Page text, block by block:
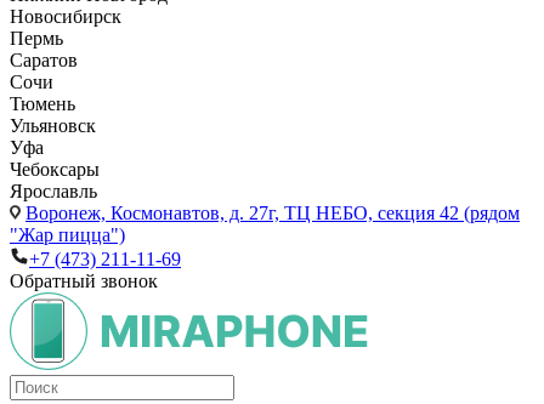
Новосибирск
Пермь
Саратов
Сочи
Тюмень
Ульяновск
Уфа
Чебоксары
Ярославль
Воронеж, Космонавтов, д. 27г, ТЦ НЕБО, секция 42 (рядом
"Жар пицца")
+7 (473) 211-11-69
Обратный звонок